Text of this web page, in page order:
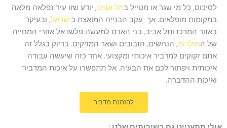
לסיכום, כל מי שגר או מטייל בתל אביב, יודע שזו עיר נפלאה מלאה
במקומות מופלאים. אך עקב הבנייה המואצת בישראל, ובעיקר
באזור המרכז ותל אביב, בני האדם למעשה פלשו אל אזורי המחייה
של החולדות, הנחשים, הזבובים ושאר המזיקים. בדיוק בגלל זה
אתם זקוקים למדביר איכותי ומקצועי. אחד כזה שיעשה עבודה
איכותית ויפתור לכם את הבעיה. אל תתפשרו על איכות המדביר
ואיכות ההדברה.
להזמנת מדביר